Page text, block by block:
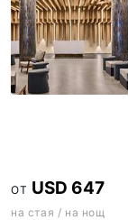
ОТ USD 647
на стая / на нощ